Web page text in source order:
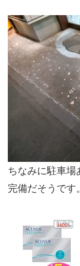
ちなみに駐車場
完備だそうです。